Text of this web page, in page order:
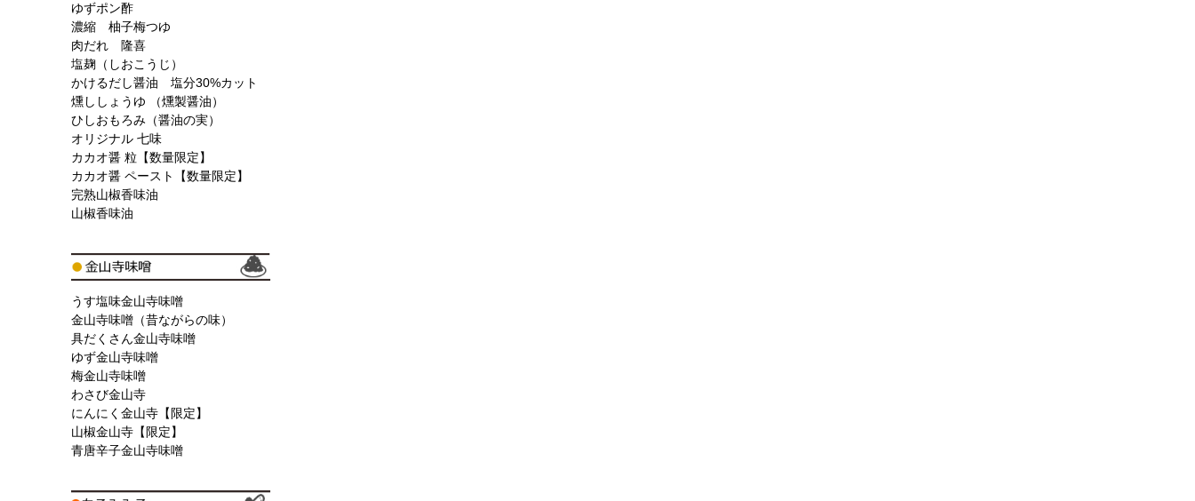
ゆずポン酢
濃縮 柚子梅つゆ
肉だれ 隆喜
塩麹（しおこうじ）
かけるだし醤油 塩分30%カット
燻ししょうゆ （燻製醤油）
ひしおもろみ（醤油の実）
オリジナル 七味
カカオ醤 粒【数量限定】
カカオ醤 ペースト【数量限定】
完熟山椒香味油
山椒香味油
うす塩味金山寺味噌
金山寺味噌（昔ながらの味）
具だくさん金山寺味噌
ゆず金山寺味噌
梅金山寺味噌
わさび金山寺
にんにく金山寺【限定】
山椒金山寺【限定】
青唐辛子金山寺味噌